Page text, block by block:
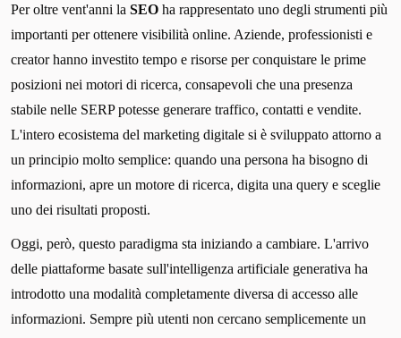
Per oltre vent'anni la SEO ha rappresentato uno degli strumenti più
importanti per ottenere visibilità online. Aziende, professionisti e
creator hanno investito tempo e risorse per conquistare le prime
posizioni nei motori di ricerca, consapevoli che una presenza
stabile nelle SERP potesse generare traffico, contatti e vendite.
L'intero ecosistema del marketing digitale si è sviluppato attorno a
un principio molto semplice: quando una persona ha bisogno di
informazioni, apre un motore di ricerca, digita una query e sceglie
uno dei risultati proposti.
Oggi, però, questo paradigma sta iniziando a cambiare. L'arrivo
delle piattaforme basate sull'intelligenza artificiale generativa ha
introdotto una modalità completamente diversa di accesso alle
informazioni. Sempre più utenti non cercano semplicemente un